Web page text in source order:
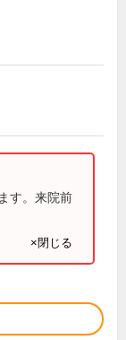
す。来院前
×閉じる